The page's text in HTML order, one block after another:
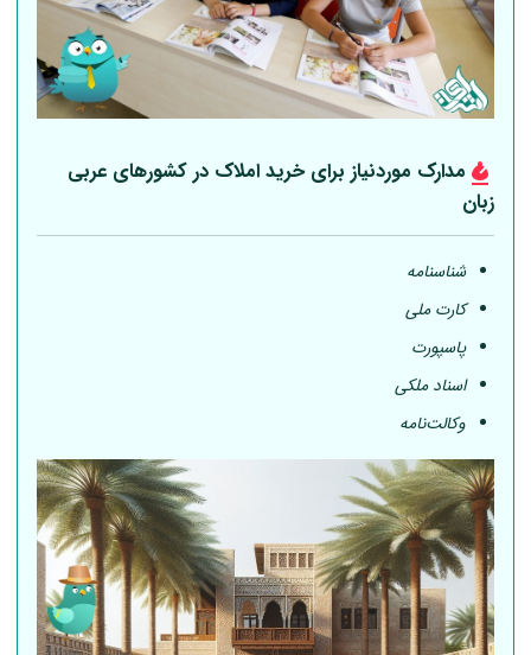
مدارک موردنیاز برای خرید املاک در کشورهای عربی
زبان
شناسنامه
کارت ملی
پاسپورت
اسناد ملکی
وکالت‌نامه